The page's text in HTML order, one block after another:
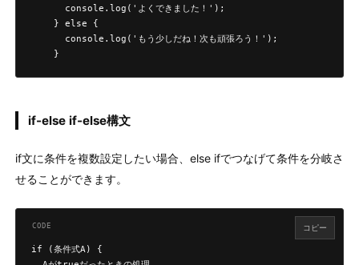
      console.log('よくできました！');
    } else {
      console.log('もう少しだね！次も頑張ろう！');
    }
if-else if-else構文
if文に条件を複数設定したい場合、else ifでつなげて条件を分岐さ
せることができます。
if (条件式A) {
コピー